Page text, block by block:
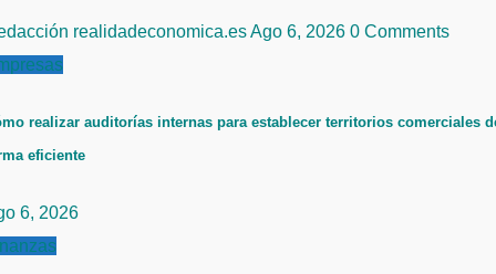
realidadeconomica.esAgo 6, 2026 0 Comments
realizar auditorías internas para establecer territorios comerciales
eficiente
6, 2026